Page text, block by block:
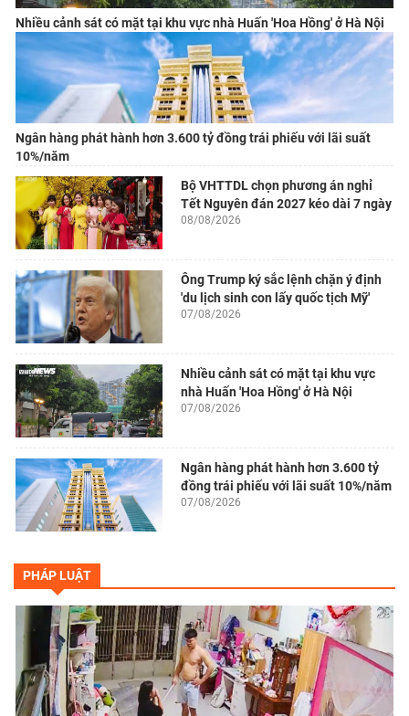
Nhiều cảnh sát có mặt tại khu vực nhà Huấn 'Hoa Hồng' ở Hà Nội
Ngân hàng phát hành hơn 3.600 tỷ đồng trái phiếu với lãi suất
10%/năm
Bộ VHTTDL chọn phương án nghỉ
Tết Nguyên đán 2027 kéo dài 7 ngày
08/08/2026
Ông Trump ký sắc lệnh chặn ý định
'du lịch sinh con lấy quốc tịch Mỹ'
07/08/2026
Nhiều cảnh sát có mặt tại khu vực
nhà Huấn 'Hoa Hồng' ở Hà Nội
07/08/2026
Ngân hàng phát hành hơn 3.600 tỷ
đồng trái phiếu với lãi suất 10%/năm
07/08/2026
PHÁP LUẬT